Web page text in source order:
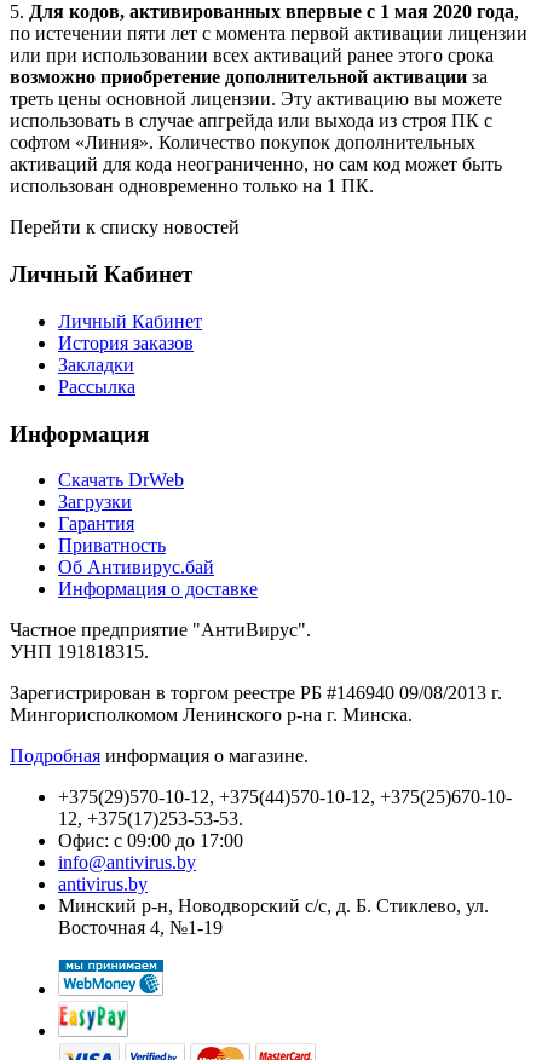
5. Для кодов, активированных впервые с 1 мая 2020 года,
по истечении пяти лет с момента первой активации лицензии
или при использовании всех активаций ранее этого срока
возможно приобретение дополнительной активации за
треть цены основной лицензии. Эту активацию вы можете
использовать в случае апгрейда или выхода из строя ПК с
софтом «Линия». Количество покупок дополнительных
активаций для кода неограниченно, но сам код может быть
использован одновременно только на 1 ПК.
Перейти к списку новостей
Личный Кабинет
Личный Кабинет
История заказов
Закладки
Рассылка
Информация
Cкачать DrWeb
Загрузки
Гарантия
Приватность
Об Антивирус.бай
Информация о доставке
Частное предприятие "АнтиВирус".
УНП 191818315.
Зарегистрирован в торгом реестре РБ #146940 09/08/2013 г.
Мингорисполкомом Ленинского р-на г. Минска.
Подробная информация о магазине.
+375(29)570-10-12, +375(44)570-10-12, +375(25)670-10-
12, +375(17)253-53-53.
Офис: с 09:00 до 17:00
info@antivirus.by
antivirus.by
Минский р-н, Новодворский с/с, д. Б. Стиклево, ул.
Восточная 4, №1-19